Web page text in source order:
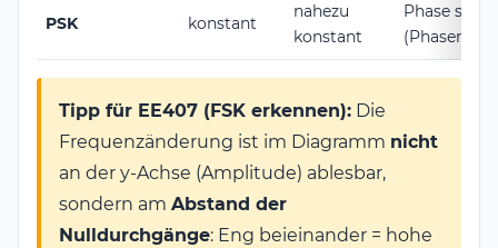
PSK konstant
nahezu
konstant
Phase
Tipp für EE407 (FSK erkennen): Die
Frequenzänderung ist im Diagramm nicht
an der y-Achse (Amplitude) ablesbar,
sondern am Abstand der
Nulldurchgänge: Eng beieinander = hohe